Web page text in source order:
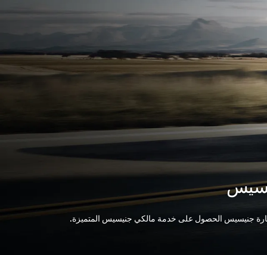
جنيسيس الحصول على خدمة مالكي جنيسيس المتميزة.